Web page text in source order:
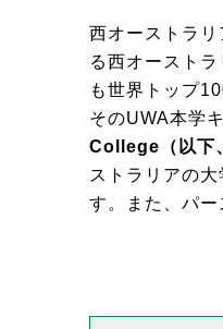
西オーストラ
る西オースト
も世界トップ
そのUWA本学
College（以下
ストラリアの大
す。また、パー